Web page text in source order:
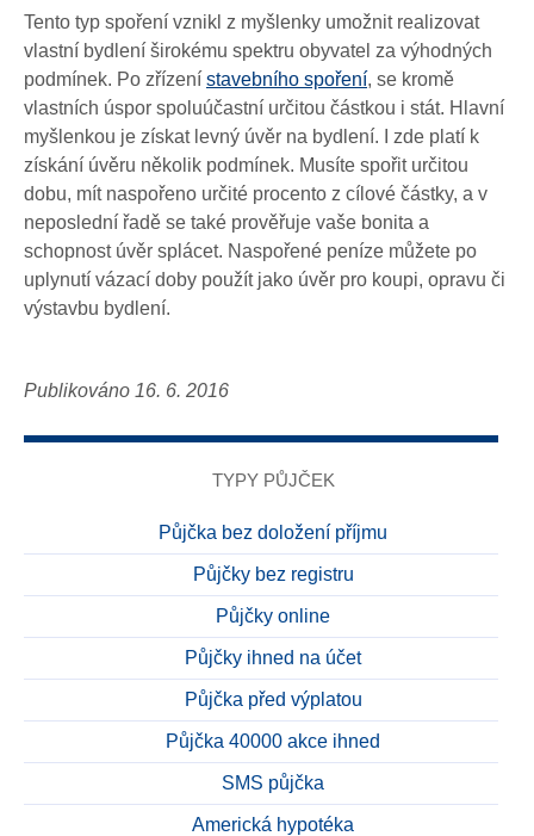
Tento typ spoření vznikl z myšlenky umožnit realizovat
vlastní bydlení širokému spektru obyvatel za výhodných
podmínek. Po zřízení stavebního spoření, se kromě
vlastních úspor spoluúčastní určitou částkou i stát. Hlavní
myšlenkou je získat levný úvěr na bydlení. I zde platí k
získání úvěru několik podmínek. Musíte spořit určitou
dobu, mít naspořeno určité procento z cílové částky, a v
neposlední řadě se také prověřuje vaše bonita a
schopnost úvěr splácet. Naspořené peníze můžete po
uplynutí vázací doby použít jako úvěr pro koupi, opravu či
výstavbu bydlení.
Publikováno 16. 6. 2016
TYPY PŮJČEK
Půjčka bez doložení příjmu
Půjčky bez registru
Půjčky online
Půjčky ihned na účet
Půjčka před výplatou
Půjčka 40000 akce ihned
SMS půjčka
Americká hypotéka